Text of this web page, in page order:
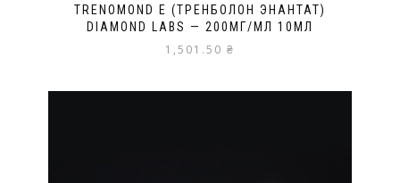
TRENOMOND E (ТРЕНБОЛОН ЭНАНТАТ)
DIAMOND LABS — 200МГ/МЛ 10МЛ
1,501.50 ₴